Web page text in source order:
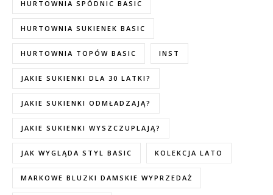
HURTOWNIA SPÓDNIC BASIC
HURTOWNIA SUKIENEK BASIC
HURTOWNIA TOPÓW BASIC INST
JAKIE SUKIENKI DLA 30 LATKI?
JAKIE SUKIENKI ODMŁADZAJĄ?
JAKIE SUKIENKI WYSZCZUPLAJĄ?
JAK WYGLĄDA STYL BASIC KOLEKCJA LATO
MARKOWE BLUZKI DAMSKIE WYPRZEDAŻ